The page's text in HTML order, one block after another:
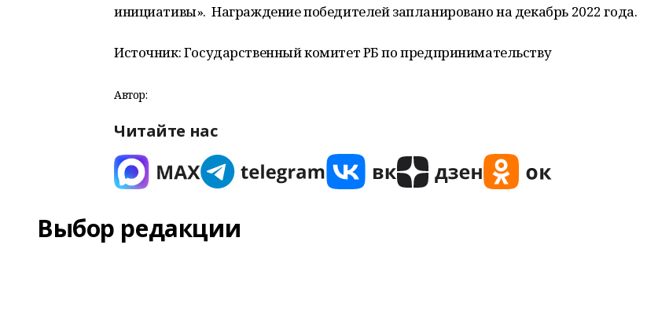
инициативы». Награждение победителей запланировано на декабрь 2022 года.
Источник: Государственный комитет РБ по предпринимательству
Автор:
Читайте нас
Выбор редакции